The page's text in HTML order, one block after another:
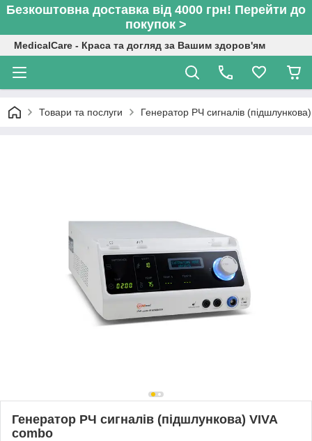
Безкоштовна доставка від 4000 грн! Перейти до
покупок >
MedicalCare - Краса та догляд за Вашим здоров'ям
Товари та послуги Генератор РЧ сигналів
Генератор РЧ сигналів (підшлункова) VIVA
combo